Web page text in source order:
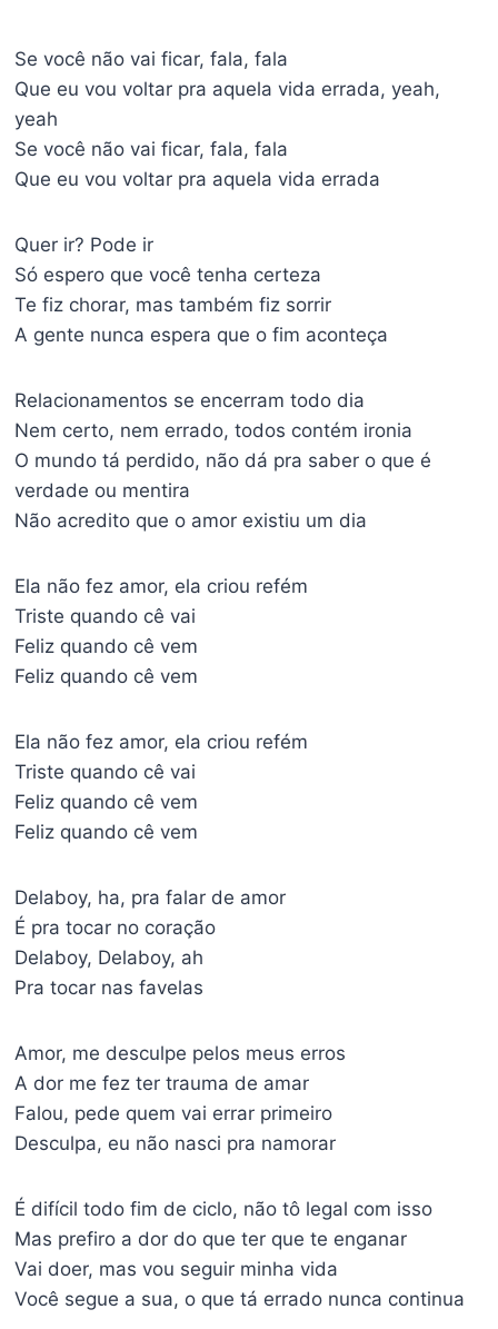
Se você não vai ficar, fala, fala
Que eu vou voltar pra aquela vida errada, yeah,
yeah
Se você não vai ficar, fala, fala
Que eu vou voltar pra aquela vida errada
Quer ir? Pode ir
Só espero que você tenha certeza
Te fiz chorar, mas também fiz sorrir
A gente nunca espera que o fim aconteça
Relacionamentos se encerram todo dia
Nem certo, nem errado, todos contém ironia
O mundo tá perdido, não dá pra saber o que é
verdade ou mentira
Não acredito que o amor existiu um dia
Ela não fez amor, ela criou refém
Triste quando cê vai
Feliz quando cê vem
Feliz quando cê vem
Ela não fez amor, ela criou refém
Triste quando cê vai
Feliz quando cê vem
Feliz quando cê vem
Delaboy, ha, pra falar de amor
É pra tocar no coração
Delaboy, Delaboy, ah
Pra tocar nas favelas
Amor, me desculpe pelos meus erros
A dor me fez ter trauma de amar
Falou, pede quem vai errar primeiro
Desculpa, eu não nasci pra namorar
É difícil todo fim de ciclo, não tô legal com isso
Mas prefiro a dor do que ter que te enganar
Vai doer, mas vou seguir minha vida
Você segue a sua, o que tá errado nunca continua